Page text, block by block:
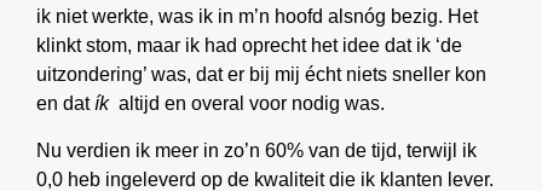
ik niet werkte, was ik in m’n hoofd alsnóg bezig. Het
klinkt stom, maar ik had oprecht het idee dat ik ‘de
uitzondering’ was, dat er bij mij écht niets sneller kon
en dat íkaltijd en overal voor nodig was.
Nu verdien ik meer in zo’n 60% van de tijd, terwijl ik
0,0 heb ingeleverd op de kwaliteit die ik klanten lever.